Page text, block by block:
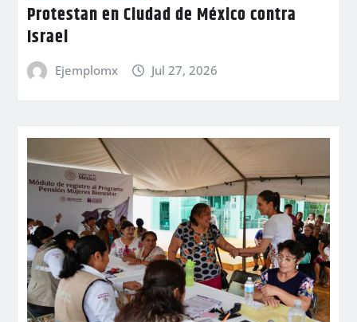
Protestan en Ciudad de México contra
Israel
Ejemplomx Jul 27, 2026